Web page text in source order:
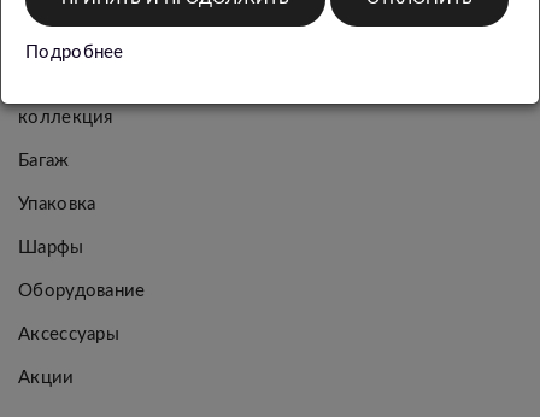
Женская
коллекция
коллекция
Багаж
Упаковка
Шарфы
Оборудование
Аксессуары
Акции
Подробнее